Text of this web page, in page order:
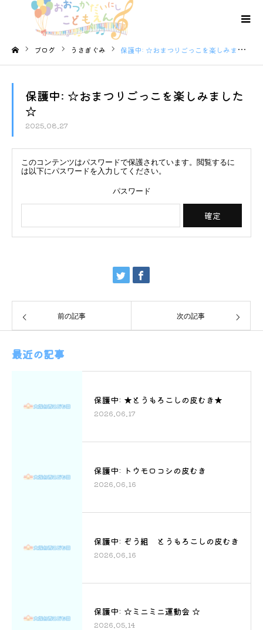
ブログ うさぎぐみ 保護中: ☆おまつりごっこを楽しみました☆
保護中: ☆おまつりごっこを楽しみました
☆
2025.08.27
このコンテンツはパスワードで保護されています。閲覧するに
は以下にパスワードを入力してください。
パスワード
前の記事 次の記事
最近の記事
保護中: ★とうもろこしの皮むき★
2026.06.17
保護中: トウモロコシの皮むき
2026.06.16
保護中: ぞう組 とうもろこしの皮むき
2026.06.16
保護中: ☆ミニミニ運動会 ☆
2026.05.14